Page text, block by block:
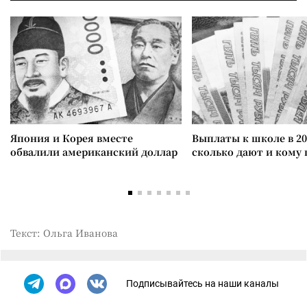
Япония и Корея вместе
обвалили американский доллар
Выплаты к школе в
сколько дают и
Текст: Ольга Иванова
Подписывайтесь на наши каналы